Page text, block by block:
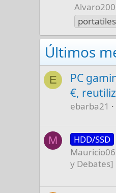
portatiles
Últimos
E
PC
€,
ebarba21
M HDD/SSD
Mauricio06
y Debates]